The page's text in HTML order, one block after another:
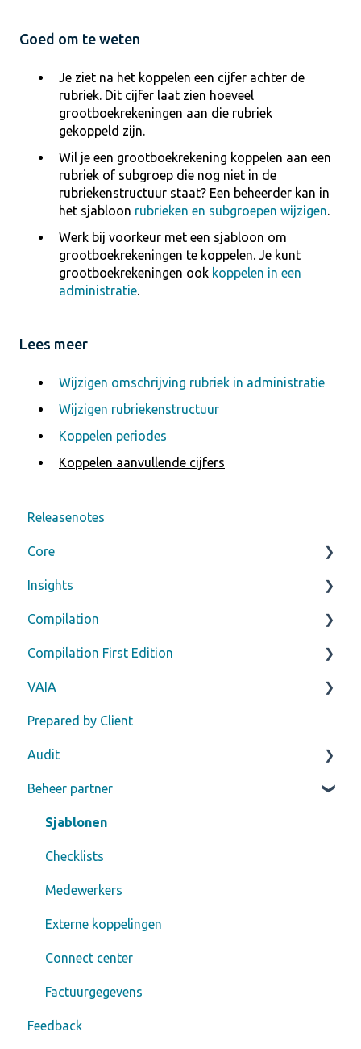
Goed om te weten
Je ziet na het koppelen een cijfer achter de
rubriek. Dit cijfer laat zien hoeveel
grootboekrekeningen aan die rubriek
gekoppeld zijn.
Wil je een grootboekrekening koppelen aan een
rubriek of subgroep die nog niet in de
rubriekenstructuur staat? Een beheerder kan in
het sjabloon rubrieken en subgroepen wijzigen.
Werk bij voorkeur met een sjabloon om
grootboekrekeningen te koppelen. Je kunt
grootboekrekeningen ook koppelen in een
administratie.
Lees meer
Wijzigen omschrijving rubriek in administratie
Wijzigen rubriekenstructuur
Koppelen periodes
Koppelen aanvullende cijfers
Releasenotes
Core
Inloggen
Profiel
Administratiemonitor
Consolidatie
Importeren financiële gegevens
Importeren salarisgegevens
Importeren begroting
Importeren aanvullende cijfers
Klantenkaart
Koppelscherm
Instellingen
Veelgestelde vragen Core
Insights
Presentaties
Begroting
Prognose
Compilation
Aanmaken dossier
Uitwerken dossier
Veelgestelde vragen Compilation
Compilation First Edition
Aanmaken samensteldossier
Afronden samensteldossier
Veelgestelde vragen Compilation First Edition
Exporteren
VAIA
Veelgestelde vragen VAIA
Prepared by Client
Audit
Aanmaken dossier
Beheer partner
Sjablonen
Checklists
Medewerkers
Externe koppelingen
Connect center
Factuurgegevens
Feedback